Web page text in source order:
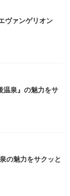
ヴァンゲリオン
温泉』の魅力をサ
の魅力をサクッと